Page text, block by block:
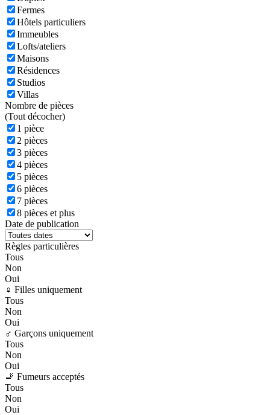
Fermes
Hôtels particuliers
Immeubles
Lofts/ateliers
Maisons
Résidences
Studios
Villas
Nombre de pièces
(Tout décocher)
1 pièce
2 pièces
3 pièces
4 pièces
5 pièces
6 pièces
7 pièces
8 pièces et plus
Date de publication
Règles particulières
Tous
Non
Oui
♀️ Filles uniquement
Tous
Non
Oui
♂️ Garçons uniquement
Tous
Non
Oui
🚬 Fumeurs acceptés
Tous
Non
Oui